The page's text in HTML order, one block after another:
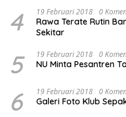
4 19 Februari 2018 0
Rawa Terate Rutin
Sekitar
5 19 Februari 2018 0
NU Minta Pesantren
6 19 Februari 2018 0
Galeri Foto Klub